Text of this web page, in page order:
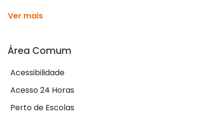
Ver mais
Área Comum
Acessibilidade
Acesso 24 Horas
Perto de Escolas